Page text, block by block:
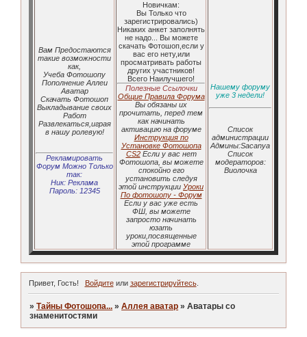
Вам Предостаются
такие возможности
как,
Учеба Фотошопу
Пополнение Аллеи
Аватар
Скачать Фотошоп
Выкладывание своих
Работ
Развлекаться,играя
в нашу ролевую!
Рекламировать
Форум Можно Только
так:
Ник: Реклама
Пароль: 12345
Новичкам:
Вы Только что
зарегистрировались)
Никаких анкет заполнять
не надо... Вы можете
скачать Фотошоп,если у
вас его нету,или
просматривать работы
других участников!
Всего Наилучшего!
Полезные Ссылочки
Общие Правила Форума
Вы обязаны их
прочитать, перед тем
как начинать
активацию на форуме
Инструкция по
Установке Фотошопа
CS2Если у вас нет
Фотошопа, вы можете
спокойно его
установить следуя
этой инструкции Уроки
По фотошопу - Форум
Если у вас уже есть
ФШ, вы можете
запросто начинать
юзать
уроки,посвященные
этой программе
Нашему форуму
уже 3 недели!
Список
администрации
Админы:Sacanya
Список
модераторов:
Виолочка
Привет, Гость! Войдитеили зарегистрируйтесь.
»Тайны Фотошопа... »Аллея аватар »Аватары со
знаменитостями